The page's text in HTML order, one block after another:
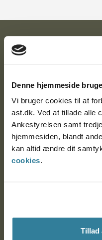
Denne hjemmeside
Vi bruger cookies til at
ast.dk. Ved at tillade alle
Ankestyrelsen samt
hjemmesiden, blandt
kan altid ændre dit
cookies.
Tillad
Ankestyrelsen
Postadresse:
Nytorv 7, 2. sal
9000 Aalborg
Ankestyrelsen Aalborg
Ankestyrelsen